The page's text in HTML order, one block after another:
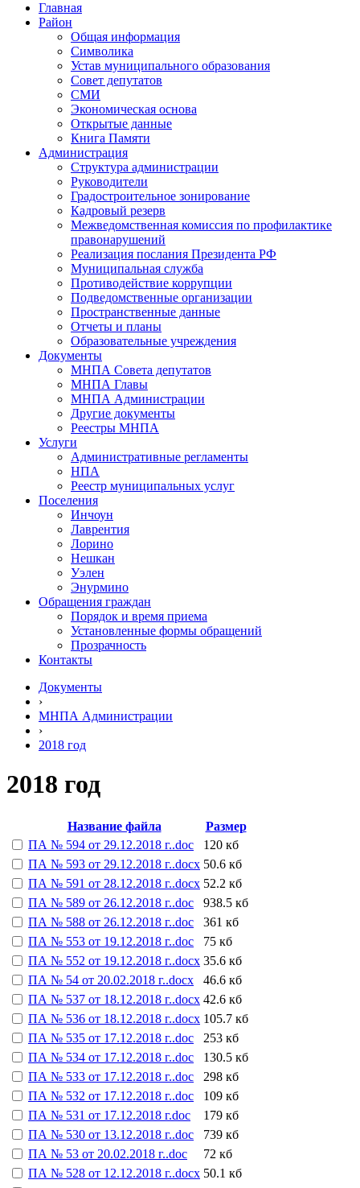
Главная
Район
Общая информация
Символика
Устав муниципального образования
Совет депутатов
СМИ
Экономическая основа
Открытые данные
Книга Памяти
Администрация
Структура администрации
Руководители
Градостроительное зонирование
Кадровый резерв
Межведомственная комиссия по профилактике
правонарушений
Реализация послания Президента РФ
Муниципальная служба
Противодействие коррупции
Подведомственные организации
Пространственные данные
Отчеты и планы
Образовательные учреждения
Документы
МНПА Совета депутатов
МНПА Главы
МНПА Администрации
Другие документы
Реестры МНПА
Услуги
Административные регламенты
НПА
Реестр муниципальных услуг
Поселения
Инчоун
Лаврентия
Лорино
Нешкан
Уэлен
Энурмино
Обращения граждан
Порядок и время приема
Установленные формы обращений
Прозрачность
Контакты
Документы
›
МНПА Администрации
›
2018 год
2018 год
Название файла
Размер
ПА № 594 от 29.12.2018 г..doc
120 кб
ПА № 593 от 29.12.2018 г..docx 50.6 кб
ПА № 591 от 28.12.2018 г..docx 52.2 кб
ПА № 589 от 26.12.2018 г..doc
938.5 кб
ПА № 588 от 26.12.2018 г..doc
361 кб
ПА № 553 от 19.12.2018 г..doc
75 кб
ПА № 552 от 19.12.2018 г..docx 35.6 кб
ПА № 54 от 20.02.2018 г..docx
46.6 кб
ПА № 537 от 18.12.2018 г..docx 42.6 кб
ПА № 536 от 18.12.2018 г..docx 105.7 кб
ПА № 535 от 17.12.2018 г..doc
253 кб
ПА № 534 от 17.12.2018 г..doc
130.5 кб
ПА № 533 от 17.12.2018 г..doc
298 кб
ПА № 532 от 17.12.2018 г..doc
109 кб
ПА № 531 от 17.12.2018 г.doc
179 кб
ПА № 530 от 13.12.2018 г..doc
739 кб
ПА № 53 от 20.02.2018 г..doc
72 кб
ПА № 528 от 12.12.2018 г..docx 50.1 кб